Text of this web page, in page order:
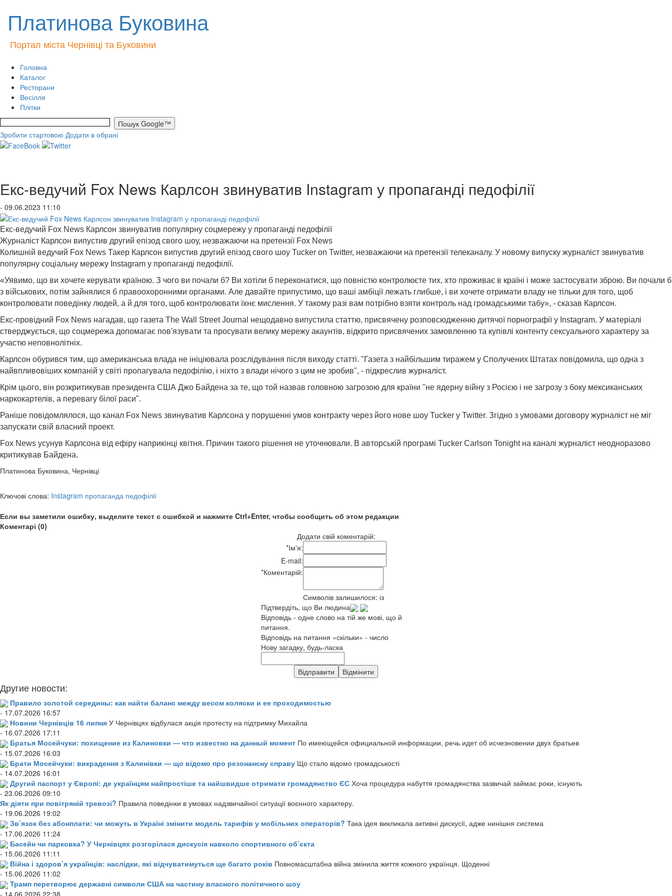
Платинова Буковина
Портал міста Чернівці та Буковини
Головна
Каталог
Ресторани
Весілля
Плітки
Зробити стартовою Додати в обрані
Екс-ведучий Fox News Карлсон звинуватив Instagram у пропаганді педофілії
- 09.06.2023 11:10
Екс-ведучий Fox News Карлсон звинуватив популярну соцмережу у пропаганді педофілії
Журналіст Карлсон випустив другий епізод свого шоу, незважаючи на претензії Fox News
Колишній ведучий Fox News Такер Карлсон випустив другий епізод свого шоу Tucker on Twitter, незважаючи на претензії телеканалу. У новому випуску журналіст звинуватив
популярну соціальну мережу Instagram у пропаганді педофілії.
«Уявимо, що ви хочете керувати країною. З чого ви почали б? Ви хотіли б переконатися, що повністю контролюєте тих, хто проживає в країні і може застосувати зброю. Ви почали б
з військових, потім зайнялися б правоохоронними органами. Але давайте припустимо, що ваші амбіції лежать глибше, і ви хочете отримати владу не тільки для того, щоб
контролювати поведінку людей, а й для того, щоб контролювати їхнє мислення. У такому разі вам потрібно взяти контроль над громадськими табу», - сказав Карлсон.
Екс-провідний Fox News нагадав, що газета The Wall Street Journal нещодавно випустила статтю, присвячену розповсюдженню дитячої порнографії у Instagram. У матеріалі
стверджується, що соцмережа допомагає пов'язувати та просувати велику мережу акаунтів, відкрито присвячених замовленню та купівлі контенту сексуального характеру за
участю неповнолітніх.
Карлсон обурився тим, що американська влада не ініціювала розслідування після виходу статті. "Газета з найбільшим тиражем у Сполучених Штатах повідомила, що одна з
найвпливовіших компаній у світі пропагувала педофілію, і ніхто з влади нічого з цим не зробив", - підкреслив журналіст.
Крім цього, він розкритикував президента США Джо Байдена за те, що той назвав головною загрозою для країни "не ядерну війну з Росією і не загрозу з боку мексиканських
наркокартелів, а перевагу білої раси".
Раніше повідомлялося, що канал Fox News звинуватив Карлсона у порушенні умов контракту через його нове шоу Tucker у Twitter. Згідно з умовами договору журналіст не міг
запускати свій власний проект.
Fox News усунув Карлсона від ефіру наприкінці квітня. Причин такого рішення не уточнювали. В авторській програмі Tucker Carlson Tonight на каналі журналіст неодноразово
критикував Байдена.
Платинова Буковина, Чернівці
Ключові слова: Instagram пропаганда педофілії
Если вы заметили ошибку, выделите текст с ошибкой и нажмите Ctrl+Enter, чтобы сообщить об этом редакции
Коментарі (0)
Додати свій коментарій:
*Ім'я:
E-mail:
*Коментарій:
Символів залишилося: із
Підтвердіть, що Ви людина
Відповідь - одне слово на тій же мові, що й
питання.
Відповідь на питання «скільки» - число
Нову загадку, будь-ласка
Другие новости:
Правило золотой середины: как найти баланс между весом коляски и ее проходимостью
- 17.07.2026 16:57
Новини Чернівців 16 липня У Чернівцях відбулася акція протесту на підтримку Михайла
- 16.07.2026 17:11
Братья Мосейчуки: похищение из Калиновки — что известно на данный момент По имеющейся официальной информации, речь идет об исчезновении двух братьев
- 15.07.2026 16:03
Брати Мосейчуки: викрадення з Калинівки — що відомо про резонансну справу Що стало відомо громадськості
- 14.07.2026 16:01
Другий паспорт у Європі: де українцям найпростіше та найшвидше отримати громадянство ЄС Хоча процедура набуття громадянства зазвичай займає роки, існують
- 23.06.2026 09:10
Як діяти при повітряній тревозі? Правила поведінки в умовах надзвичайної ситуації воєнного характеру.
- 19.06.2026 19:02
Зв’язок без абонплати: чи можуть в Україні змінити модель тарифів у мобільних операторів? Така ідея викликала активні дискусії, адже нинішня система
- 17.06.2026 11:24
Басейн чи парковка? У Чернівцях розгорілася дискусія навколо спортивного об’єкта
- 15.06.2026 11:11
Війна і здоров’я українців: наслідки, які відчуватимуться ще багато років Повномасштабна війна змінила життя кожного українця. Щоденні
- 15.06.2026 11:02
Трамп перетворює державні символи США на частину власного політичного шоу
- 14.06.2026 22:38